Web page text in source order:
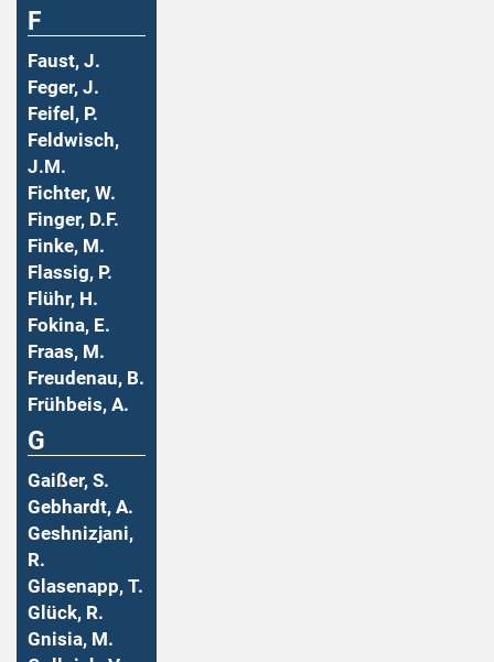
F
Faust, J.
Feger, J.
Feifel, P.
Feldwisch,
J.M.
Fichter, W.
Finger, D.F.
Finke, M.
Flassig, P.
Flühr, H.
Fokina, E.
Fraas, M.
Freudenau, B.
Frühbeis, A.
G
Gaißer, S.
Gebhardt, A.
Geshnizjani,
R.
Glasenapp, T.
Glück, R.
Gnisia, M.